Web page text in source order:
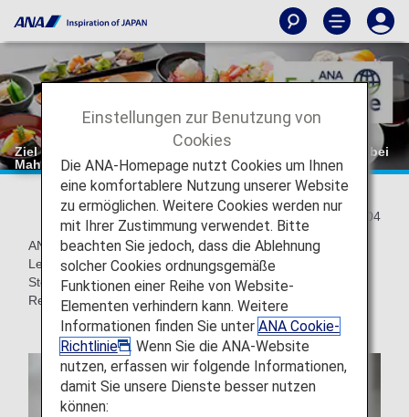
Ziel der Reduzierung der „Lebensmittelverschwendung“ bei
Mahlzeiten an Bord
2021/08/04
ANA verfolgt verschiedene Ansätze um
Lebensmittelverschwendung zu reduzieren, darunter die
Steuerung der Anzahl der Mahlzeiten an Bord und das
Recycling von Kochabfällen.
Einstellungen zur Benutzung von
Cookies
Die ANA-Homepage nutzt Cookies um Ihnen
eine komfortablere Nutzung unserer Website
zu ermöglichen. Weitere Cookies werden nur
mit Ihrer Zustimmung verwendet. Bitte
beachten Sie jedoch, dass die Ablehnung
solcher Cookies ordnungsgemäße
Funktionen einer Reihe von Website-
Elementen verhindern kann. Weitere
Informationen finden Sie unter ANA Cookie-
Richtlinie
. Wenn Sie die ANA-Website
nutzen, erfassen wir folgende Informationen,
damit Sie unsere Dienste besser nutzen
können: